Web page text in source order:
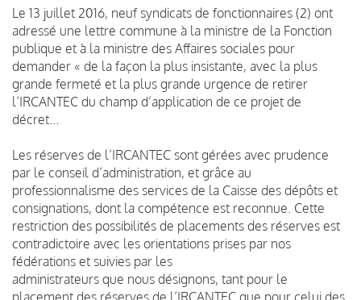
Le 13 juillet 2016, neuf syndicats de fonctionnaires (2) ont
adressé une lettre commune à la ministre de la Fonction
publique et à la ministre des Affaires sociales pour
demander « de la façon la plus insistante, avec la plus
grande fermeté et la plus grande urgence de retirer
l’IRCANTEC du champ d’application de ce projet de
décret...
Les réserves de l’IRCANTEC sont gérées avec prudence
par le conseil d’administration, et grâce au
professionnalisme des services de la Caisse des dépôts et
consignations, dont la compétence est reconnue. Cette
restriction des possibilités de placements des réserves est
contradictoire avec les orientations prises par nos
fédérations et suivies par les
administrateurs que nous désignons, tant pour le
placement des réserves de l’IRCANTEC que pour celui des